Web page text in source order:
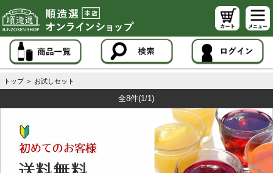
トップ ＞ お試しセット
全8件(1/1)